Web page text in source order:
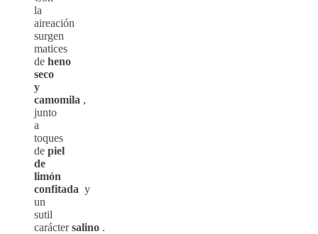
la
aireación
surgen
matices
de heno
seco
y
camomila ,
junto
a
toques
de piel
de
limón
confitada y
un
sutil
caráctersalino .